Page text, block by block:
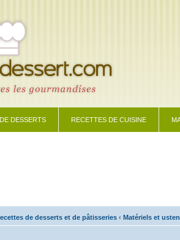
DESSERTS RECETTES DE CUISINE
de desserts et de pâtisseries ‹ Matériels et